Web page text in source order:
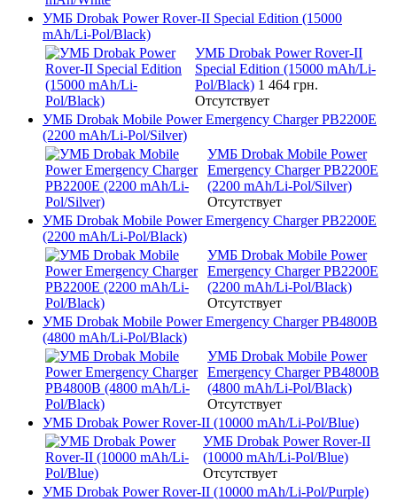
УМБ Drobak Power Rover-II Special Edition (15000
mAh/Li-Pol/Black)
УМБ Drobak Power Rover-II
Special Edition (15000 mAh/Li-
Pol/Black) 1 464 грн.
Отсутствует
УМБ Drobak Mobile Power Emergency Charger PB2200E
(2200 mAh/Li-Pol/Silver)
УМБ Drobak Mobile Power
Emergency Charger PB2200E
(2200 mAh/Li-Pol/Silver)
Отсутствует
УМБ Drobak Mobile Power Emergency Charger PB2200E
(2200 mAh/Li-Pol/Black)
УМБ Drobak Mobile Power
Emergency Charger PB2200E
(2200 mAh/Li-Pol/Black)
Отсутствует
УМБ Drobak Mobile Power Emergency Charger PB4800B
(4800 mAh/Li-Pol/Black)
УМБ Drobak Mobile Power
Emergency Charger PB4800B
(4800 mAh/Li-Pol/Black)
Отсутствует
УМБ Drobak Power Rover-II (10000 mAh/Li-Pol/Blue)
УМБ Drobak Power Rover-II
(10000 mAh/Li-Pol/Blue)
Отсутствует
УМБ Drobak Power Rover-II (10000 mAh/Li-Pol/Purple)